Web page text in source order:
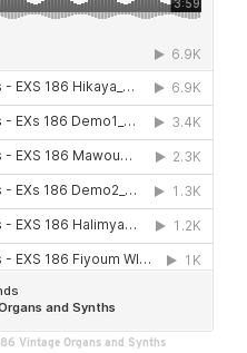
Vintage Organs and Synths